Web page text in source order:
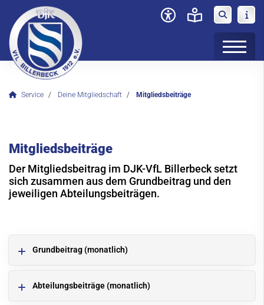
Service Deine Mitgliedschaft Mitgliedsbeiträge
Mitgliedsbeiträge
Der Mitgliedsbeitrag im DJK-VfL Billerbeck setzt
sich zusammen aus dem Grundbeitrag und den
jeweiligen Abteilungsbeiträgen.
Grundbeitrag (monatlich)
Abteilungsbeiträge (monatlich)
Verein
Sportangebot
Kursangebot
Service
Mitgliederportal